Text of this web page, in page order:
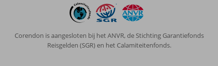
Corendon is aangesloten bij het ANVR, de Stichting Garantiefonds
Reisgelden (SGR) en het Calamiteitenfonds.